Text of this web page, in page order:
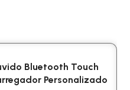
Bluetooth Touch
Personalizado